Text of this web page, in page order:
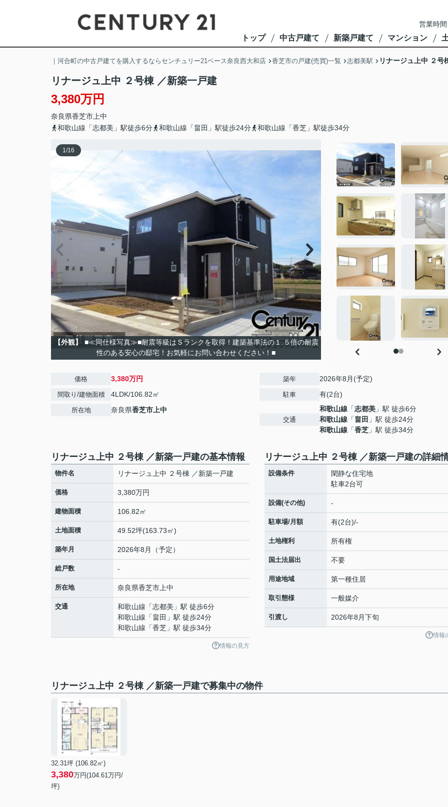
営業時
トップ 中古戸建て 新築戸建て マンション
｜河合町の中古戸建てを購入するならセンチュリー21ベース奈良西大和店 香芝市の戸建(売買)一覧 志都美駅 リナージュ上中 ２号
リナージュ上中 ２号棟 ／新築一戸建
3,380万円
奈良県香芝市 上中
和歌山線「志都美」駅徒歩6分
和歌山線「畠田」駅徒歩24分 和歌山線「香芝」駅徒歩34分
1/16
【外観】
■≪同仕様写真≫■耐震等級はＳランクを取得！建築基準法の１.５倍の耐震
性のある安心の邸宅！お気軽にお問い合わせください！■
価格 3,380万円
間取り/建物面積 4LDK/106.82㎡
所在地 奈良県香芝市 上中
築年 2026年8月(予定)
駐車 有(2台)
交通
和歌山線 「志都美 」駅 徒歩6分
和歌山線 「畠田 」駅 徒歩24分
和歌山線 「香芝 」駅 徒歩34分
リナージュ上中 ２号棟 ／新築一戸建の基本情報
物件名 リナージュ上中 ２号棟 ／新築一戸建
価格 3,380万円
建物面積 106.82㎡
土地面積 49.52坪(163.73㎡)
築年月 2026年8月（予定）
総戸数 -
所在地 奈良県香芝市 上中
交通 和歌山線 「志都美 」駅 徒歩6分
和歌山線 「畠田 」駅 徒歩24分
和歌山線 「香芝 」駅 徒歩34分
情報の見方
リナージュ上中 ２号棟 ／新築一戸建の詳細
設備条件
閑静な住宅地
駐車2台可
設備(その他) -
駐車場/月額 有(2台)/-
土地権利 所有権
国土法届出 不要
用途地域 第一種住居
取引態様 一般媒介
引渡し 2026年8月下旬
情報
リナージュ上中 ２号棟 ／新築一戸建で募集中の物件
32.31坪 (106.82㎡)
3,380万円(104.61万円/
坪)